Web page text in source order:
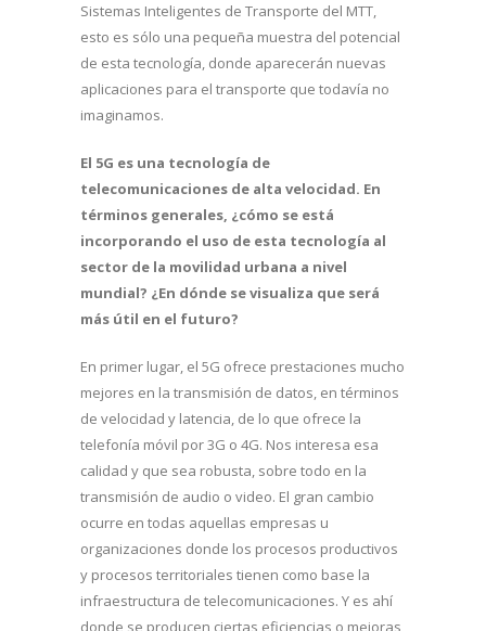
Sistemas Inteligentes de Transporte del MTT,
esto es sólo una pequeña muestra del potencial
de esta tecnología, donde aparecerán nuevas
aplicaciones para el transporte que todavía no
imaginamos.
El 5G es una tecnología de
telecomunicaciones de alta velocidad. En
términos generales, ¿cómo se está
incorporando el uso de esta tecnología al
sector de la movilidad urbana a nivel
mundial? ¿En dónde se visualiza que será
más útil en el futuro?
En primer lugar, el 5G ofrece prestaciones mucho
mejores en la transmisión de datos, en términos
de velocidad y latencia, de lo que ofrece la
telefonía móvil por 3G o 4G. Nos interesa esa
calidad y que sea robusta, sobre todo en la
transmisión de audio o video. El gran cambio
ocurre en todas aquellas empresas u
organizaciones donde los procesos productivos
y procesos territoriales tienen como base la
infraestructura de telecomunicaciones. Y es ahí
donde se producen ciertas eficiencias o mejoras